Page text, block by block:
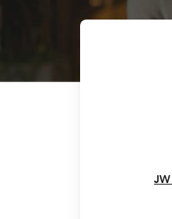
Opens In